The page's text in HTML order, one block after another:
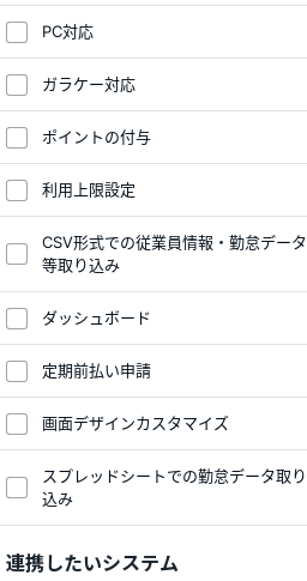
PC対応
ガラケー対応
ポイントの付与
利用上限設定
CSV形式での従業員情報・勤怠データ
等取り込み
ダッシュボード
定期前払い申請
画面デザインカスタマイズ
スプレッドシートでの勤怠データ取り
込み
連携したいシステム